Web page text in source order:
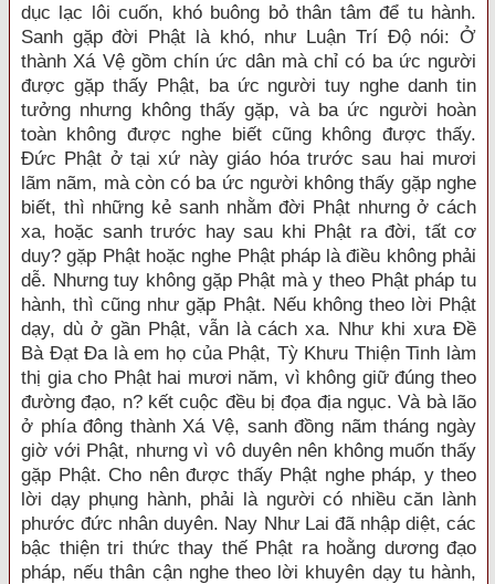
dục lạc lôi cuốn, khó buông bỏ thân tâm để tu hành.
Sanh gặp đời Phật là khó, như Luận Trí Độ nói: Ở
thành Xá Vệ gồm chín ức dân mà chỉ có ba ức người
được gặp thấy Phật, ba ức người tuy nghe danh tin
tưởng nhưng không thấy gặp, và ba ức người hoàn
toàn không được nghe biết cũng không được thấy.
Đức Phật ở tại xứ này giáo hóa trước sau hai mươi
lãm nãm, mà còn có ba ức người không thấy gặp nghe
biết, thì những kẻ sanh nhằm đời Phật nhưng ở cách
xa, hoặc sanh trước hay sau khi Phật ra đời, tất cơ
duy? gặp Phật hoặc nghe Phật pháp là điều không phải
dễ. Nhưng tuy không gặp Phật mà y theo Phật pháp tu
hành, thì cũng như gặp Phật. Nếu không theo lời Phật
dạy, dù ở gần Phật, vẫn là cách xa. Như khi xưa Đề
Bà Đạt Đa là em họ của Phật, Tỳ Khưu Thiện Tinh làm
thị gia cho Phật hai mươi năm, vì không giữ đúng theo
đường đạo, n? kết cuộc đều bị đọa địa ngục. Và bà lão
ở phía đông thành Xá Vệ, sanh đồng nãm tháng ngày
giờ với Phật, nhưng vì vô duyên nên không muốn thấy
gặp Phật. Cho nên được thấy Phật nghe pháp, y theo
lời dạy phụng hành, phải là người có nhiều căn lành
phước đức nhân duyên. Nay Như Lai đã nhập diệt, các
bậc thiện tri thức thay thế Phật ra hoằng dương đạo
pháp, nếu thân cận nghe theo lời khuyên dạy tu hành,